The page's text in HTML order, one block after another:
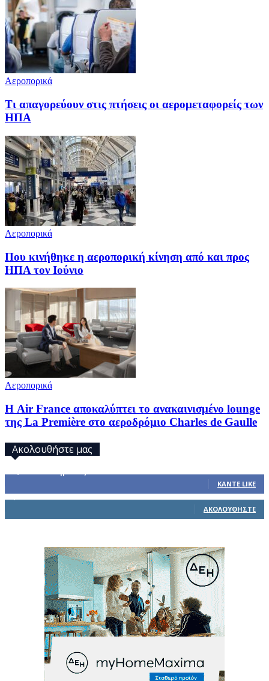
Αεροπορικά
Τι απαγορεύουν στις πτήσεις οι αερομεταφορείς των
ΗΠΑ
Αεροπορικά
Που κινήθηκε η αεροπορική κίνηση από και προς
ΗΠΑ τον Ιούνιο
Αεροπορικά
Η Air France αποκαλύπτει το ανακαινισμένο lounge
της La Première στο αεροδρόμιο Charles de Gaulle
Ακολουθήστε μας
ΚΆΝΤΕ LIKE
ΑΚΟΛΟΥΘΉΣΤΕ